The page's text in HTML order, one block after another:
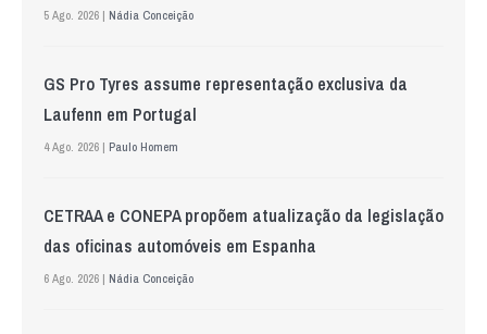
5 Ago. 2026 | Nádia Conceição
GS Pro Tyres assume representação exclusiva da
Laufenn em Portugal
4 Ago. 2026 | Paulo Homem
CETRAA e CONEPA propõem atualização da legislação
das oficinas automóveis em Espanha
6 Ago. 2026 | Nádia Conceição